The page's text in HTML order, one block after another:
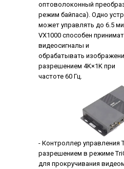
оптоволоконный
режим байпаса). Одно
может управлять до 6.5
VX1000 способен
видеосигналы и
обрабатывать
разрешением 4K×1K при
частоте 60 Гц.
- Контроллер управления
разрешением в режиме
для прокручивания